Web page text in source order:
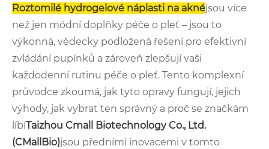
Roztomilé hydrogelové náplasti na aknéjsou více
než jen módní doplňky péče o pleť – jsou to
výkonná, vědecky podložená řešení pro efektivní
zvládání pupínků a zároveň zlepšují vaši
každodenní rutinu péče o pleť. Tento komplexní
průvodce zkoumá, jak tyto opravy fungují, jejich
výhody, jak vybrat ten správný a proč se značkám
líbíTaizhou Cmall Biotechnology Co., Ltd.
(CMallBio)jsou předními inovacemi v tomto